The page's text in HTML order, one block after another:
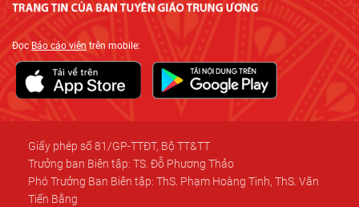
ĐọcBáo cáo viên trên mobile:
Giấy phép số 81/GP-TTĐT, Bộ TT&TT
Trưởng ban Biên tập: TS. Đỗ Phương Thảo
Phó Trưởng Ban Biên tập: ThS. Phạm Hoàng Tinh, ThS. Văn
Tiến Bằng